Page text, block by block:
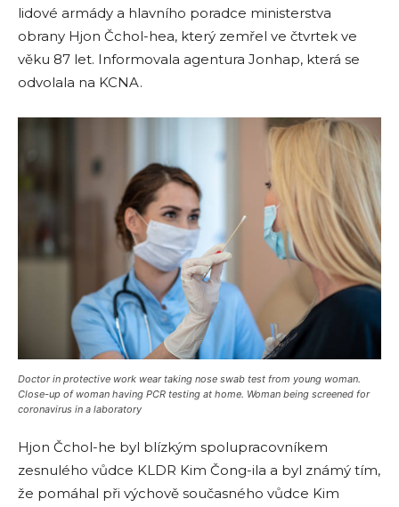
lidové armády a hlavního poradce ministerstva
obrany Hjon Čchol-hea, který zemřel ve čtvrtek ve
věku 87 let. Informovala agentura Jonhap, která se
odvolala na KCNA.
Doctor in protective work wear taking nose swab test from young woman.
Close-up of woman having PCR testing at home. Woman being screened for
coronavirus in a laboratory
Hjon Čchol-he byl blízkým spolupracovníkem
zesnulého vůdce KLDR Kim Čong-ila a byl známý tím,
že pomáhal při výchově současného vůdce Kim